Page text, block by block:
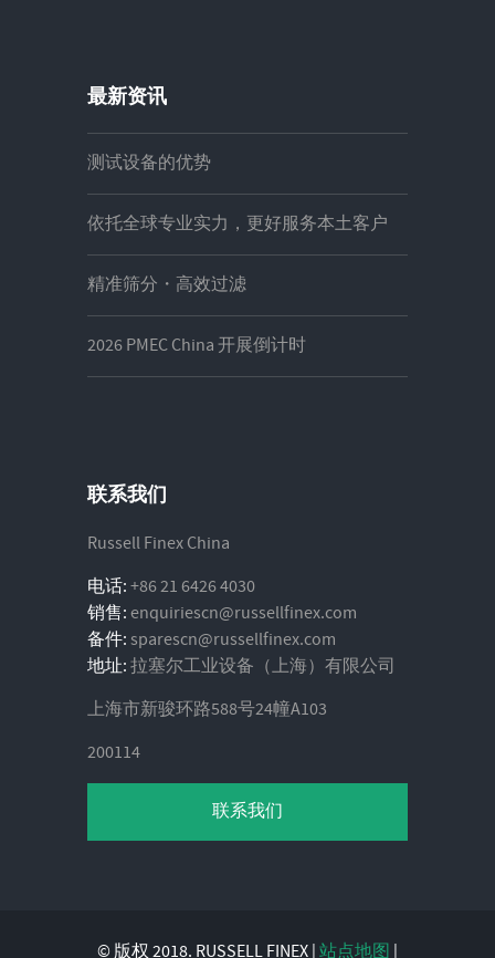
最新资讯
测试设备的优势
依托全球专业实力，更好服务本土客户
精准筛分・高效过滤
2026 PMEC China 开展倒计时
联系我们
Russell Finex China
电话:+86 21 6426 4030
销售:enquiriescn@russellfinex.com
备件:sparescn@russellfinex.com
地址:拉塞尔工业设备（上海）有限公司
上海市新骏环路588号24幢A103
200114
联系我们
© 版权 2018. RUSSELL FINEX | 站点地图